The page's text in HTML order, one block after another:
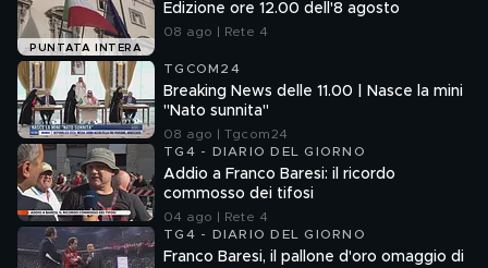
PUNTATA INTERA
Edizione ore 12.00 dell'8 agosto
08 ago | Rete 4
TGCOM24
Breaking News delle 11.00 | Nasce la mini
"Nato sunnita"
08 ago | Tgcom24
TG4 - DIARIO DEL GIORNO
Addio a Franco Baresi: il ricordo
commosso dei tifosi
04 ago | Rete 4
TG4 - DIARIO DEL GIORNO
Franco Baresi, il pallone d'oro omaggio di